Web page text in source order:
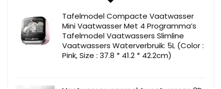
Tafelmodel Compacte Vaatwasser
Mini Vaatwasser Met 4 Programma’s
Tafelmodel Vaatwassers Slimline
Vaatwassers Waterverbruik: 5L (Color :
Pink, Size : 37.8 * 41.2 * 42.2cm)